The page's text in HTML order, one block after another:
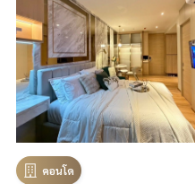
คอนโด